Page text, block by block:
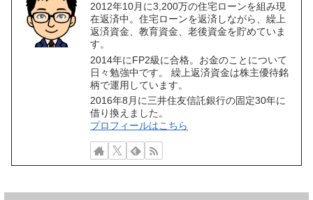
2012年10月に3,200万の住宅ローンを組み現
在返済中。住宅ローンを返済しながら、繰上
返済資金、教育資金、老後資金を貯めていま
す。
2014年にFP2級に合格。お金のことについて
日々勉強中です。 繰上返済資金は株主優待銘
柄で運用しています。
2016年8月に三井住友信託銀行の固定30年に
借り換えました。
プロフィールはこちら